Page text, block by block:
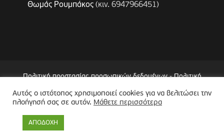
Θωμάς Ρουμπάκος(κιν. 6947966451)
Πολιτική προστασίας προσωπικών δεδομένων-Πολιτική
Επεξεργασίας Δεδομένων μέσω Συστήματος Βιντεοεπιτήρησης
(CCTV)-Δήλωση Προσβασιμότητας
Copyright © 2024 Δήμος Περιστερίου
Αυτός ο ιστότοπος χρησιμοποιεί cookies για να βελιτώσει την
πλοήγησή σας σε αυτόν. Μάθετε περισσότερα
ΑΠΟΔΟΧΗ